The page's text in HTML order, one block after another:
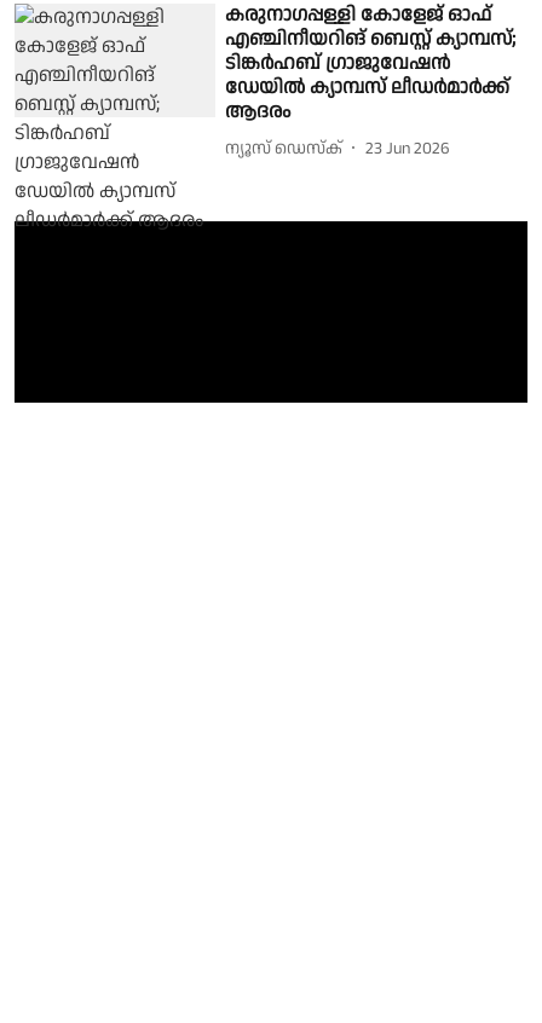
കരുനാഗപ്പള്ളി കോളേജ് ഓഫ്
എഞ്ചിനീയറിങ് ബെസ്റ്റ് ക്യാമ്പസ്;
ടിങ്കര്‍ഹബ് ഗ്രാജുവേഷന്‍
ഡേയില്‍ ക്യാമ്പസ് ലീഡര്‍മാര്‍ക്ക്
ആദരം
ന്യൂസ് ഡെസ്ക് 23 Jun 2026